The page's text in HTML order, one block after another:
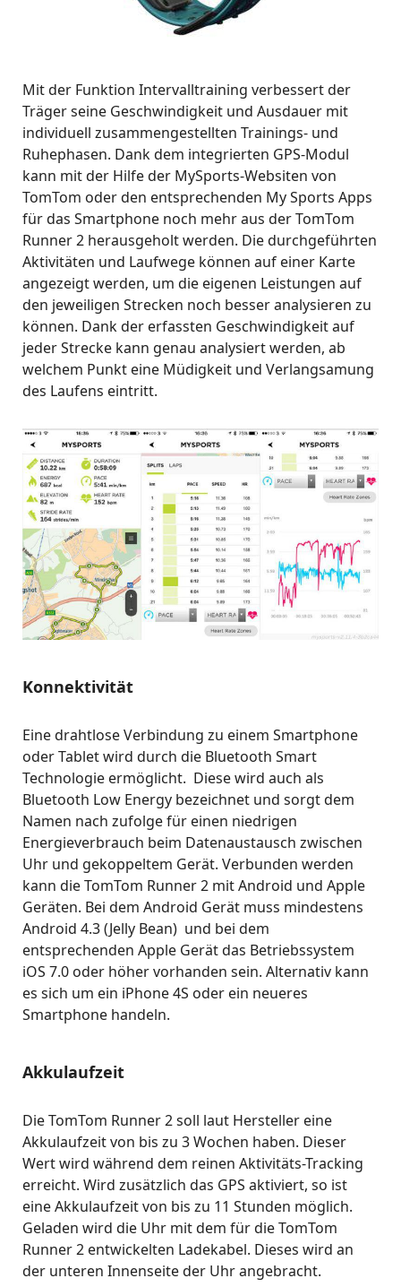
Mit der Funktion Intervalltraining verbessert der
Träger seine Geschwindigkeit und Ausdauer mit
individuell zusammengestellten Trainings- und
Ruhephasen. Dank dem integrierten GPS-Modul
kann mit der Hilfe der MySports-Websiten von
TomTom oder den entsprechenden My Sports Apps
für das Smartphone noch mehr aus der TomTom
Runner 2 herausgeholt werden. Die durchgeführten
Aktivitäten und Laufwege können auf einer Karte
angezeigt werden, um die eigenen Leistungen auf
den jeweiligen Strecken noch besser analysieren zu
können. Dank der erfassten Geschwindigkeit auf
jeder Strecke kann genau analysiert werden, ab
welchem Punkt eine Müdigkeit und Verlangsamung
des Laufens eintritt.
Konnektivität
Eine drahtlose Verbindung zu einem Smartphone
oder Tablet wird durch die Bluetooth Smart
Technologie ermöglicht. Diese wird auch als
Bluetooth Low Energy bezeichnet und sorgt dem
Namen nach zufolge für einen niedrigen
Energieverbrauch beim Datenaustausch zwischen
Uhr und gekoppeltem Gerät. Verbunden werden
kann die TomTom Runner 2 mit Android und Apple
Geräten. Bei dem Android Gerät muss mindestens
Android 4.3 (Jelly Bean) und bei dem
entsprechenden Apple Gerät das Betriebssystem
iOS 7.0 oder höher vorhanden sein. Alternativ kann
es sich um ein iPhone 4S oder ein neueres
Smartphone handeln.
Akkulaufzeit
Die TomTom Runner 2 soll laut Hersteller eine
Akkulaufzeit von bis zu 3 Wochen haben. Dieser
Wert wird während dem reinen Aktivitäts-Tracking
erreicht. Wird zusätzlich das GPS aktiviert, so ist
eine Akkulaufzeit von bis zu 11 Stunden möglich.
Geladen wird die Uhr mit dem für die TomTom
Runner 2 entwickelten Ladekabel. Dieses wird an
der unteren Innenseite der Uhr angebracht.